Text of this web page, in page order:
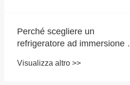
​Hi-Q Technology Group
riconosciuta come la migliore
d'acqua per sistemi di bagni di
Visualizza altro >>